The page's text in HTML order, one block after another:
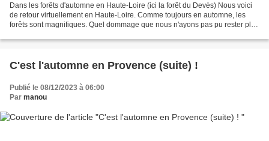
Dans les forêts d'automne en Haute-Loire (ici la forêt du Devès) Nous voici
de retour virtuellement en Haute-Loire. Comme toujours en automne, les
forêts sont magnifiques. Quel dommage que nous n'ayons pas pu rester plus
C'est l'automne en Provence (suite) !
Publié le 08/12/2023 à 06:00
Par manou